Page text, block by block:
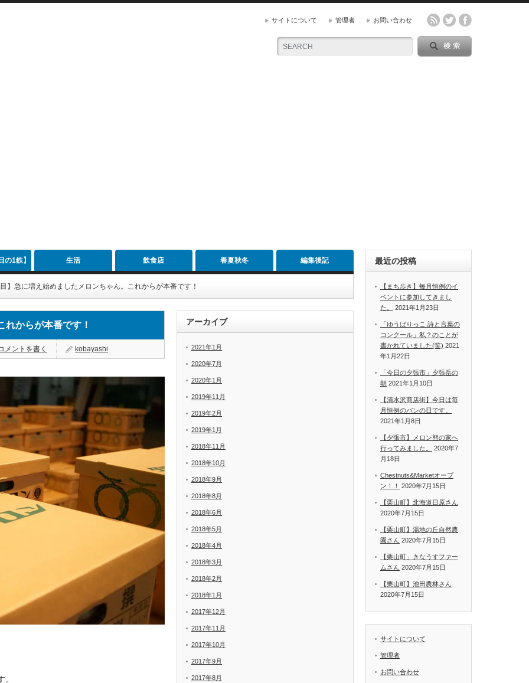
サイトについて 管理者 お問い合わせ
の1鉄】 生活 飲食店 春夏秋冬 編集後記
】急に増え始めましたメロンちゃん。これからが本番です！
からが本番です！
メントを書く kobayashi
アーカイブ
2021年1月
2020年7月
2020年1月
2019年11月
2019年2月
2019年1月
2018年11月
2018年10月
2018年9月
2018年8月
2018年6月
2018年5月
2018年4月
2018年3月
2018年2月
2018年1月
2017年12月
2017年11月
2017年10月
2017年9月
2017年8月
最近の投稿
【まち歩き】毎月恒例のイ
ベントに参加してきまし
た。
2021年1月23日
「ゆうばりっこ 詩と言葉の
コンクール」私？のことが
書かれていました(笑) 2021
年1月22日
「今日の夕張市」夕張岳の
朝 2021年1月10日
【清水沢商店街】今日は毎
月恒例のパンの日です。
2021年1月8日
【夕張市】メロン熊の家へ
行ってみました。
2020年7
月18日
Chestnuts&Marketオープ
ン！！
2020年7月15日
【栗山町】北海道日原さん
2020年7月15日
【栗山町】湯地の丘自然農
園さん 2020年7月15日
【栗山町」きなうすファー
ムさん 2020年7月15日
【栗山町】池田農林さん
2020年7月15日
サイトについて
管理者
お問い合わせ